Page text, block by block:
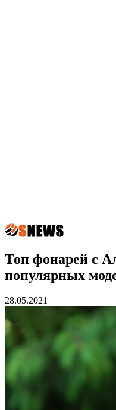
Топ фонарей с
популярных
28.05.2021